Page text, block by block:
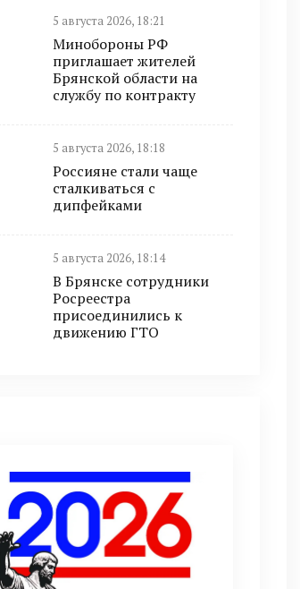
5 августа 2026, 18:21
Минобoроны РФ
приглaшaет житeлeй
Брянской области на
службу по контракту
5 августа 2026, 18:18
Россияне стали чаще
сталкиваться с
дипфейками
5 августа 2026, 18:14
В Брянске сотрудники
Росреестра
присоединились к
движению ГТО